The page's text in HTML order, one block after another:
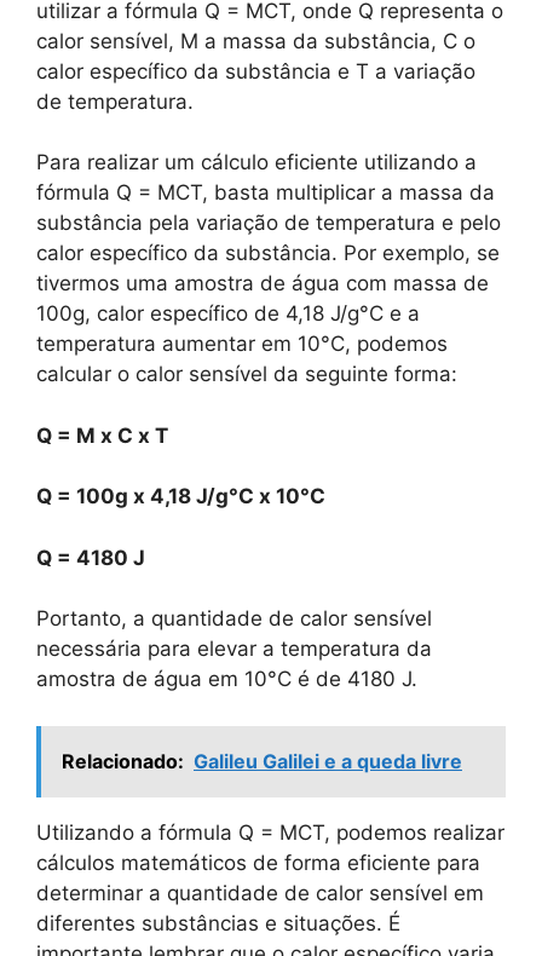
utilizar a fórmula Q = MCT, onde Q representa o
calor sensível, M a massa da substância, C o
calor específico da substância e T a variação
de temperatura.
Para realizar um cálculo eficiente utilizando a
fórmula Q = MCT, basta multiplicar a massa da
substância pela variação de temperatura e pelo
calor específico da substância. Por exemplo, se
tivermos uma amostra de água com massa de
100g, calor específico de 4,18 J/g°C e a
temperatura aumentar em 10°C, podemos
calcular o calor sensível da seguinte forma:
Q = M x C x T
Q = 100g x 4,18 J/g°C x 10°C
Q = 4180 J
Portanto, a quantidade de calor sensível
necessária para elevar a temperatura da
amostra de água em 10°C é de 4180 J.
Relacionado: Galileu Galilei e a queda livre
Utilizando a fórmula Q = MCT, podemos realizar
cálculos matemáticos de forma eficiente para
determinar a quantidade de calor sensível em
diferentes substâncias e situações. É